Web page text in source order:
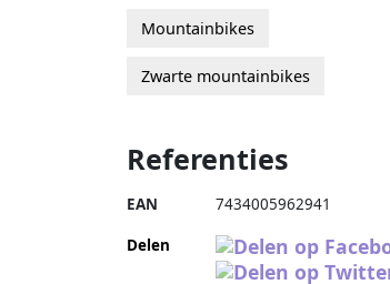
Mountainbikes
Zwarte mountainbikes
Referenties
EAN 7434005962941
Delen